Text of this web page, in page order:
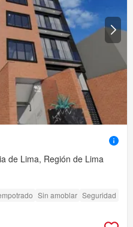
de Lima, Región de Lima
Sin amoblar Seguridad